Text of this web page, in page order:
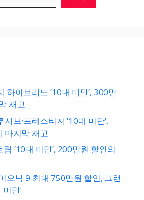
하이브리드 ’10대 미만’, 300만
재고
브·프레스티지 ’10대 미만’,
마지막 재고
’10대 미만’, 200만원 할인의
오닉 9 최대 750만원 할인, 그런
만’